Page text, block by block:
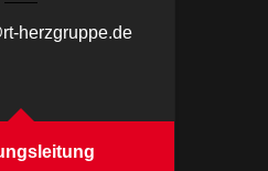
herzgruppe.de